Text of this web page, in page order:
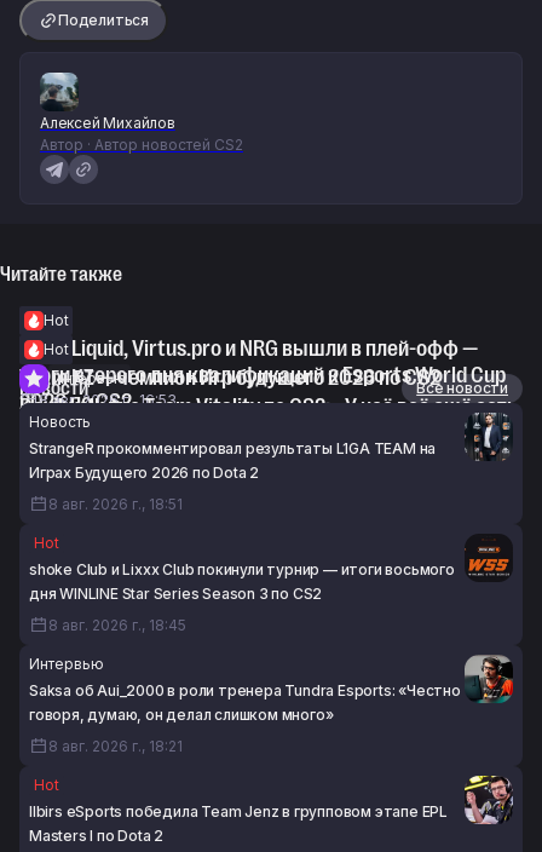
Поделиться
Алексей Михайлов
Автор · Автор новостей CS2
Читайте также
Hot
Team Liquid, Virtus.pro и NRG вышли в плей-офф —
итоги второго дня квалификаций к Esports World Cup
2026 по CS2
8 авг. 2026 г., 17:23
Hot
Team KZ — чемпион Игр будущего 2026 по CS2
8 авг. 2026 г., 16:53
Интервью
Devilwalk про Team Vitality по CS2: «У неё всё ещё есть
потенциал, и я до сих пор в неё верю»
8 авг. 2026 г., 16:35
Новости
Все новости
Новость
StrangeR прокомментировал результаты L1GA TEAM на
Играх Будущего 2026 по Dota 2
8 авг. 2026 г., 18:51
Hot
shoke Club и Lixxx Club покинули турнир — итоги восьмого
дня WINLINE Star Series Season 3 по CS2
8 авг. 2026 г., 18:45
Интервью
Saksa об Aui_2000 в роли тренера Tundra Esports: «Честно
говоря, думаю, он делал слишком много»
8 авг. 2026 г., 18:21
Hot
Ilbirs eSports победила Team Jenz в групповом этапе EPL
Masters I по Dota 2